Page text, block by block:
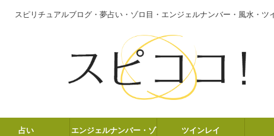
スピリチュアルブログ・夢占い・ゾロ目・エンジェルナンバー・風水・ツ
占い エンジェルナンバー・ゾ ツインレイ